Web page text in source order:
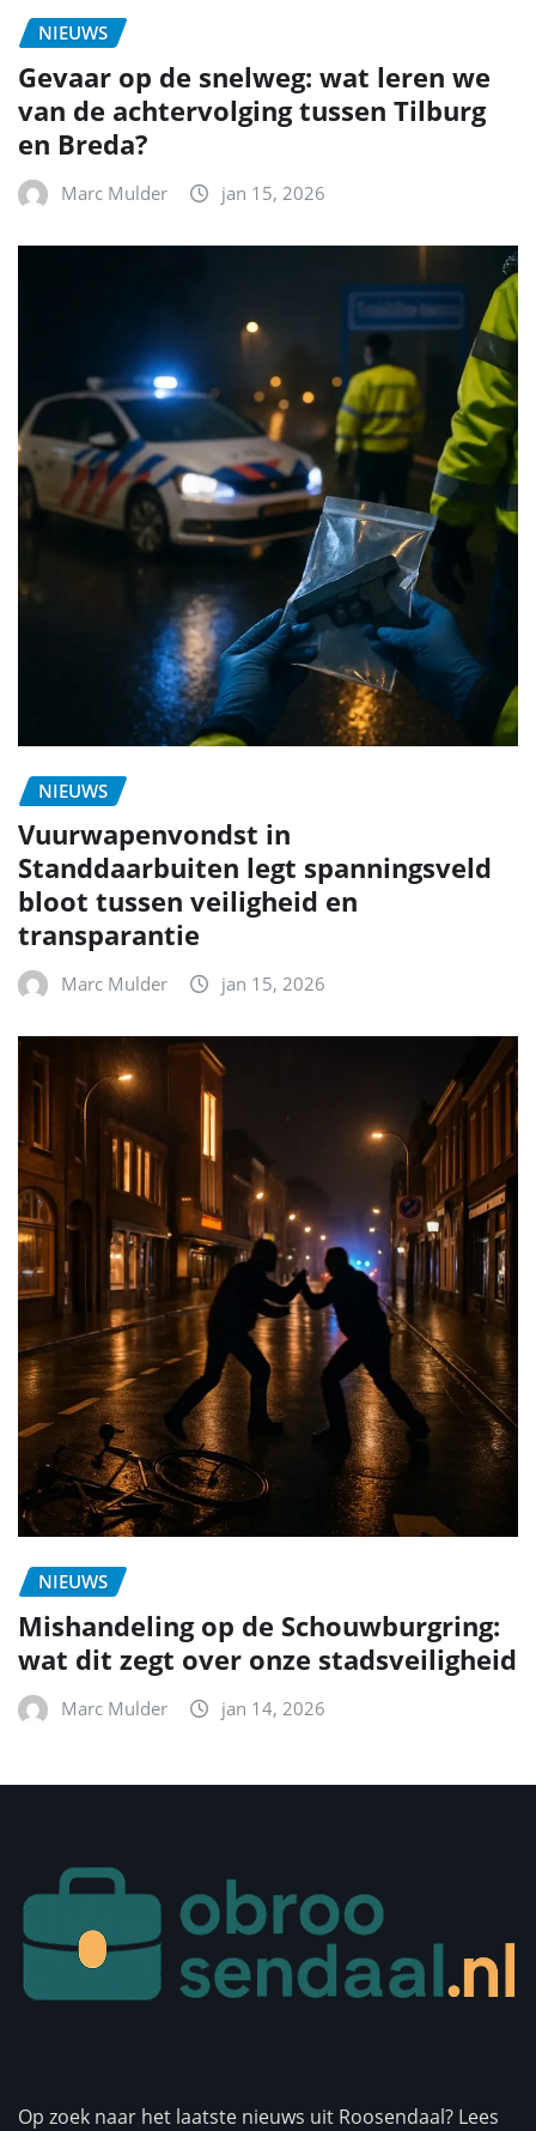
NIEUWS
Gevaar op de snelweg: wat leren we
van de achtervolging tussen Tilburg
en Breda?
Marc Mulder jan 15, 2026
NIEUWS
Vuurwapenvondst in
Standdaarbuiten legt spanningsveld
bloot tussen veiligheid en
transparantie
Marc Mulder jan 15, 2026
NIEUWS
Mishandeling op de Schouwburgring:
wat dit zegt over onze stadsveiligheid
Marc Mulder jan 14, 2026
Op zoek naar het laatste nieuws uit Roosendaal? Lees